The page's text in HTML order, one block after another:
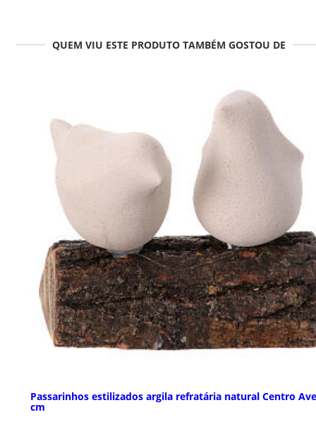
QUEM VIU ESTE PRODUTO TAMBÉM GOSTOU DE
Passarinhos estilizados argila refratária natural Centro
cm